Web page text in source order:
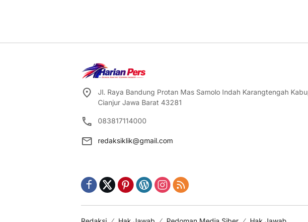
Jl. Raya Bandung Protan Mas Samolo Indah Karangtengah
Cianjur Jawa Barat 43281
083817114000
redaksiklik@gmail.com